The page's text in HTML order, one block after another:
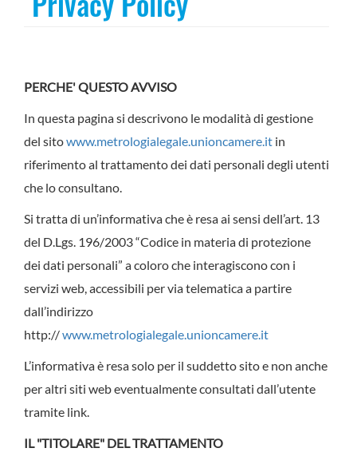
PERCHE' QUESTO AVVISO
In questa pagina si descrivono le modalità di gestione
del sitowww.metrologialegale.unioncamere.it in
riferimento al trattamento dei dati personali degli utenti
che lo consultano.
Si tratta di un’informativa che è resa ai sensi dell’art. 13
del D.Lgs. 196/2003 “Codice in materia di protezione
dei dati personali” a coloro che interagiscono con i
servizi web, accessibili per via telematica a partire
dall’indirizzo
http://www.metrologialegale.unioncamere.it
L’informativa è resa solo per il suddetto sito e non anche
per altri siti web eventualmente consultati dall’utente
tramite link.
IL "TITOLARE" DEL TRATTAMENTO